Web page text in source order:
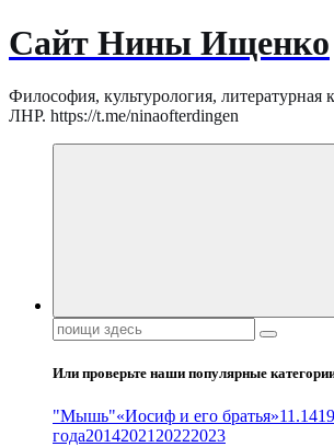
Сайт Нины Ищенко
Философия, культурология, литературная
ЛНР. https://t.me/ninaofterdingen
Поиск:
Или проверьте наши популярные
"Мышь"«Иосиф и его братья»11.14
года2014202120222023